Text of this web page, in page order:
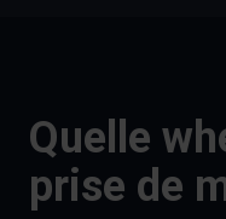
Quelle
prise de